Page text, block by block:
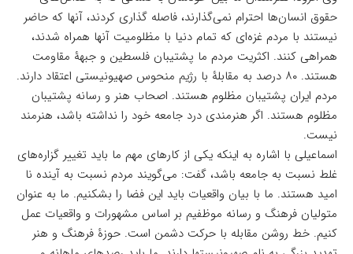
حقوق انسان‌ها احترام نمی‌گذارند، فاصله گذاری کردند، آنها که حاضر
نیستند با مردم غزه‌ای که تمام دنیا با مظلومیت آنها همراه شدند،
همراهی کنند. اکثریت مردم ما پشتیبان فلسطین و جبهۀ مقاومت
هستند. ۸۰ درصد به مقابلۀ با رژیم منحوس صهیونیستی اعتقاد دارند.
مردم ایران پشتیبان مظلوم هستند. اصحاب هنر و رسانه پشتیبان
مظلوم هستند. اگر هنرمندی درد جامعه خود را نداشته باشد، هنرمند
نیست.
اسماعیلی با اشاره به اینکه یکی از کارهای مهم ما باید تغییر گزاره‌های
غلط نسبت به جامعه باشد، گفت: می‌گویند مردم نسبت به آینده نا
امید هستند. ما با بیان واقعیات باید این فضا را بشکنیم. ما به عنوان
متولیان فرهنگ و رسانه موظفیم بر اساس مشهورات و واقعیات عمل
کنیم. خط روشن مقابله با حرکت دشمن است. حوزۀ فرهنگ و هنر